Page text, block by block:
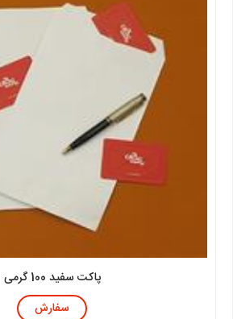
پاکت سفید 100 گرمی
سفارش